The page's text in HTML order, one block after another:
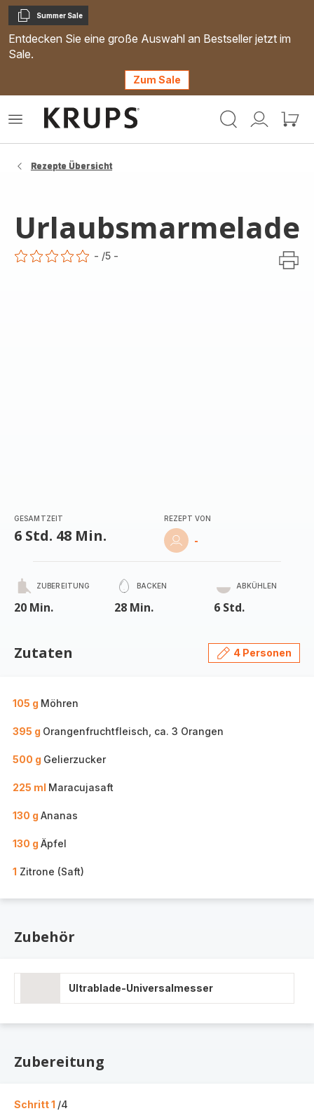
Kopieren
Summer Sale
Entdecken Sie eine große Auswahl an Bestseller jetzt im
Sale.
Zum Sale
Mein
Mein
Das
Rezepte Übersicht
Urlaubsmarmelade
- /5 -
GESAMTZEIT
6 Std. 48 Min.
REZEPT VON
-
ZUBEREITUNG
20 Min.
BACKEN
28 Min.
ABKÜHLEN
6 Std.
Zutaten 4 Personen
105 g Möhren
395 g Orangenfruchtfleisch, ca. 3 Orangen
500 g Gelierzucker
225 ml Maracujasaft
130 g Ananas
130 g Äpfel
1 Zitrone (Saft)
Zubehör
Ultrablade-Universalmesser
Zubereitung
Schritt 1 /4